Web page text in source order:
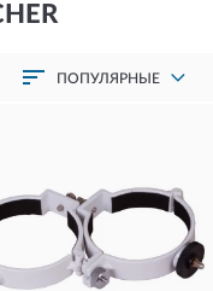
ПОПУЛЯРНЫЕ